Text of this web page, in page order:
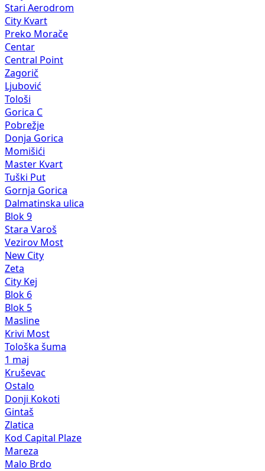
Stari Aerodrom
City Kvart
Preko Morače
Centar
Central Point
Zagorič
Ljubović
Tološi
Gorica C
Pobrežje
Donja Gorica
Momišići
Master Kvart
Tuški Put
Gornja Gorica
Dalmatinska ulica
Blok 9
Stara Varoš
Vezirov Most
New City
Zeta
City Kej
Blok 6
Blok 5
Masline
Krivi Most
Tološka šuma
1 maj
Kruševac
Ostalo
Donji Kokoti
Gintaš
Zlatica
Kod Capital Plaze
Mareza
Malo Brdo